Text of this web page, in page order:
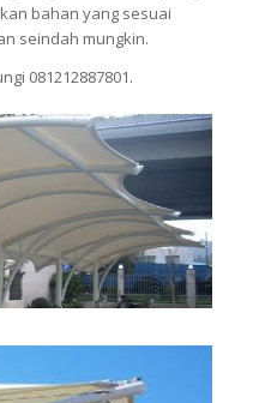
bahan yang sesuai
seindah mungkin.
081212887801.